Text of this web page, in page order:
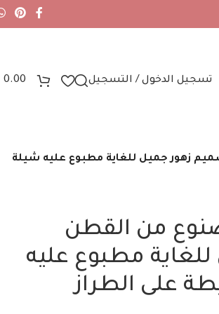
تسجيل الدخول / التسجيل 0.00
زهور جميل للغاية مطبوع عليه شيلة
من القطن
مطبوع عليه
على الطراز